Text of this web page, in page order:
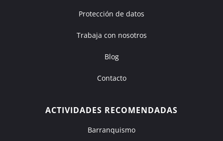
Protección de datos
Trabaja con nosotros
Blog
Contacto
ACTIVIDADES RECOMENDADAS
Barranquismo